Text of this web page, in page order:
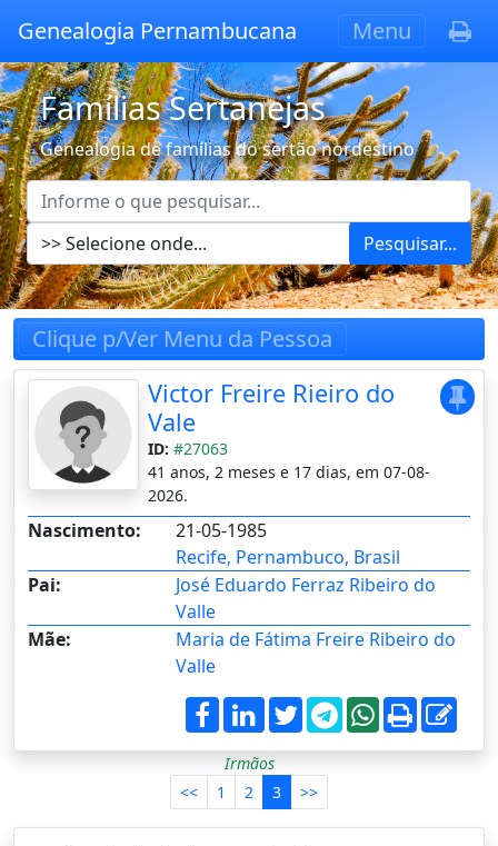
Genealogia Pernambucana Menu
Famílias Sertanejas
Genealogia de famílias do sertão nordestino
Pesquisar...
Clique p/Ver Menu da Pessoa
Victor Freire Rieiro do
Vale
ID: #27063
41 anos, 2 meses e 17 dias, em 07-08-
2026.
Nascimento:
21-05-1985
Recife, Pernambuco, Brasil
Pai:
José Eduardo Ferraz Ribeiro do
Valle
Mãe:
Maria de Fátima Freire Ribeiro do
Valle
Irmãos
<<
1 2 3 >>